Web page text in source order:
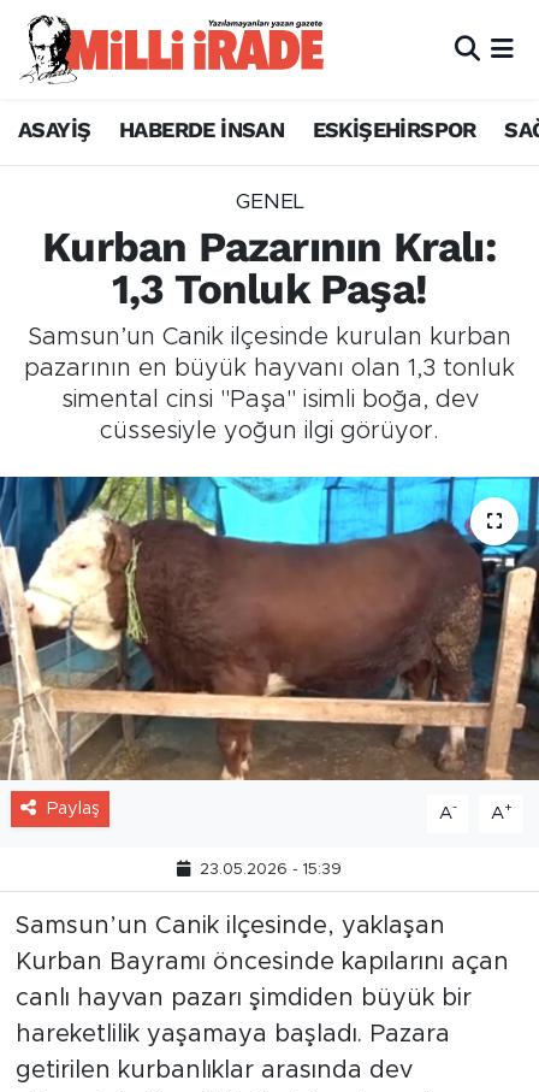
ASAYİŞ HABERDE İNSAN ESKİŞEHİRSPOR
GENEL
Kurban Pazarının Kralı:
1,3 Tonluk Paşa!
Samsun’un Canik ilçesinde kurulan kurban
pazarının en büyük hayvanı olan 1,3 tonluk
simental cinsi "Paşa" isimli boğa, dev
cüssesiyle yoğun ilgi görüyor.
Paylaş A- A+
23.05.2026 - 15:39
Samsun’un Canik ilçesinde, yaklaşan
Kurban Bayramı öncesinde kapılarını açan
canlı hayvan pazarı şimdiden büyük bir
hareketlilik yaşamaya başladı. Pazara
getirilen kurbanlıklar arasında dev